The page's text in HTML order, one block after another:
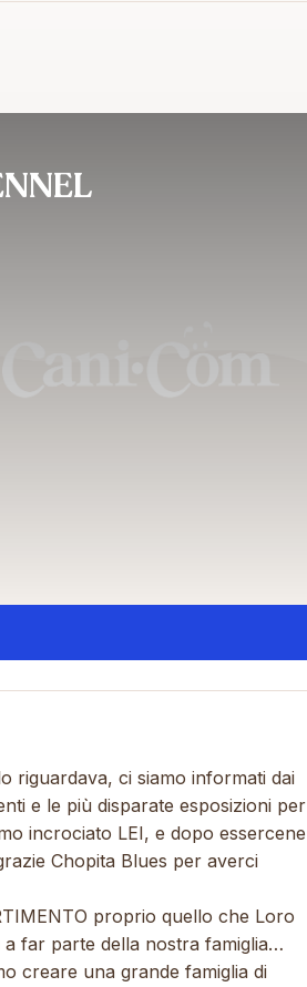
riguardava, ci siamo informati dai
e le più disparate esposizioni per
incrociato LEI, e dopo essercene
Chopita Blues per averci
proprio quello che Loro
far parte della nostra famiglia…
creare una grande famiglia di